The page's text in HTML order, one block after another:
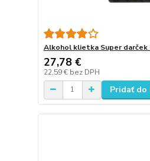
Alkohol klietka Super darček
27,78 €
22,59 € bez DPH
Pridať do